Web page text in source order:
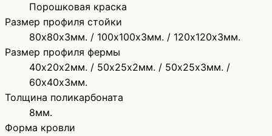
Порошковая краска
Размер профиля стойки
80х80х3мм. / 100х100х3мм. / 120х120х3мм.
Размер профиля фермы
40х20х2мм. / 50х25х2мм. / 50х25х3мм. /
60х40х3мм.
Толщина поликарбоната
8мм.
Форма кровли